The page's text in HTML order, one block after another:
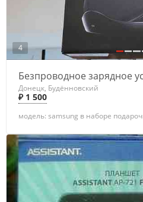
4
Безпроводное зарядное
Донецк, Будённовский
₽ 1 500
модель: samsung в наборе